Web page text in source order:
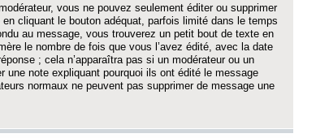
vous ne pouvez seulement éditer ou supprimer
cliquant le bouton adéquat, parfois limité dans le temps
au message, vous trouverez un petit bout de texte en
le nombre de fois que vous l’avez édité, avec la date
; cela n’apparaîtra pas si un modérateur ou un
une note expliquant pourquoi ils ont édité le message
normaux ne peuvent pas supprimer de message une